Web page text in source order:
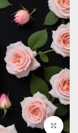
بزرگنمایی تصویر